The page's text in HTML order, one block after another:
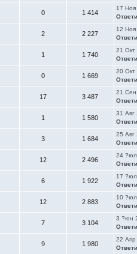
0 1 414
17 Ноя
2 2 227
12
1 1 740
21 Окт
0 1 669
20 Окт
17 3 487
21
1 1 580
31 Авг
3 1 684
25 Авг
12 2 496
24
6 1 922
17
12 2 883
10
7 3 104
3 ?юн
9 1 980
22